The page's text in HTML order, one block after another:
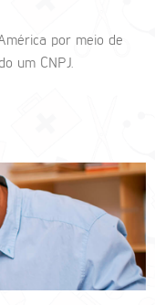
por meio de
um CNPJ.